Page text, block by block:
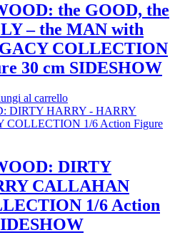
the GOOD, the
– the MAN with
COLLECTION
30 cm SIDESHOW
al carrello
DIRTY
CALLAHAN
1/6 Action